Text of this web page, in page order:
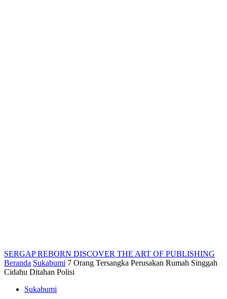
SERGAP REBORN DISCOVER THE ART OF PUBLISHING
Beranda Sukabumi 7 Orang Tersangka Perusakan Rumah Singgah
Cidahu Ditahan Polisi
Sukabumi